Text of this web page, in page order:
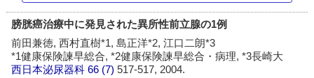
膀胱癌治療中に発見された異所性前立腺の1例
前田兼徳, 西村直樹*1, 島正洋*2, 江口二朗*3
*1健康保険諫早総合, *2健康保険諫早総合・病理, *3長崎大
西日本泌尿器科 66 (7)517-517, 2004.